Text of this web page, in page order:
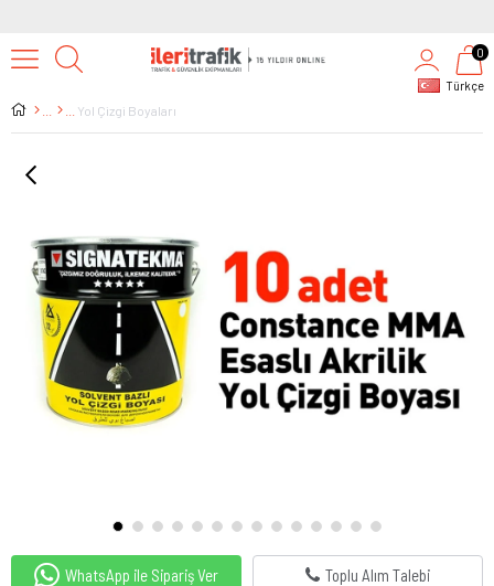
Türkçe
0
Yol Çizgi Boyaları
WhatsApp ile Sipariş Ver Toplu Alım Talebi